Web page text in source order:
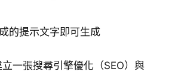
的提示文字即可生成
一張搜尋引擎優化（SEO）與